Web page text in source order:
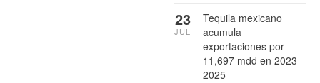
Tequila mexicano
acumula
exportaciones por
11,697 mdd en 2023-
2025
23
JUL